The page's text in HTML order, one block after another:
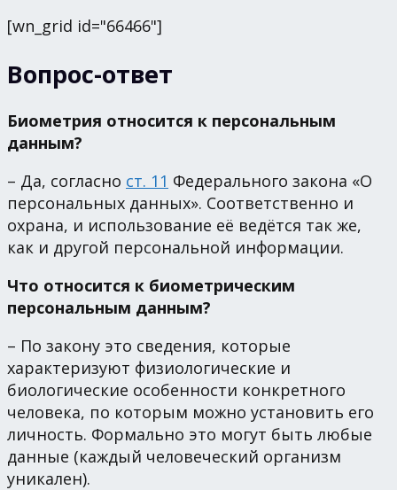
[wn_grid id="66466"]
Вопрос-ответ
Биометрия относится к персональным
данным?
– Да, согласно ст. 11 Федерального закона «О
персональных данных». Соответственно и
охрана, и использование её ведётся так же,
как и другой персональной информации.
Что относится к биометрическим
персональным данным?
– По закону это сведения, которые
характеризуют физиологические и
биологические особенности конкретного
человека, по которым можно установить его
личность. Формально это могут быть любые
данные (каждый человеческий организм
уникален).